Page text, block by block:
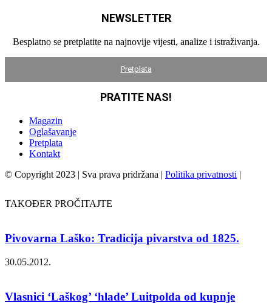
NEWSLETTER
Besplatno se pretplatite na najnovije vijesti, analize i istraživanja.
Pretplata
PRATITE NAS!
Magazin
Oglašavanje
Pretplata
Kontakt
© Copyright 2023 | Sva prava pridržana | Politika privatnosti
TAKOĐER PROČITAJTE
Pivovarna Laško: Tradicija pivarstva od 1825.
30.05.2012.
Vlasnici ‘Laškog’ ‘hlade’ Luitpolda od kupnje